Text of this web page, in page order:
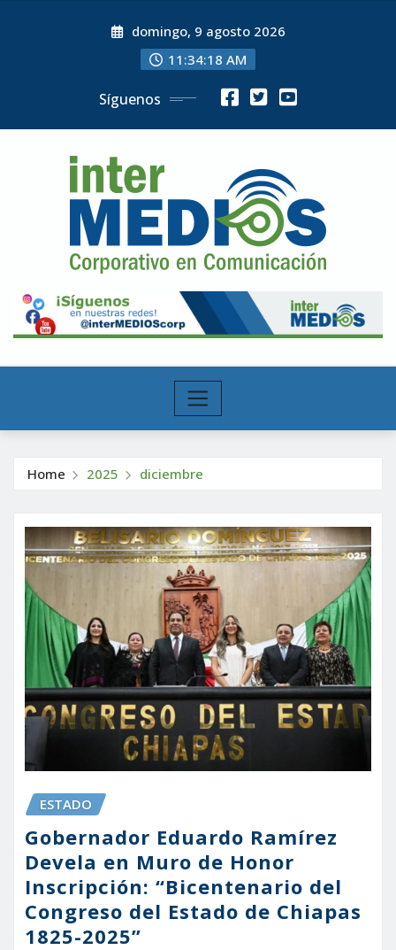
domingo, 9 agosto 2026
11:34:20 AM
Síguenos
Home 2025 diciembre
ESTADO
Gobernador Eduardo Ramírez
Devela en Muro de Honor
Inscripción: “Bicentenario del
Congreso del Estado de Chiapas
1825-2025”